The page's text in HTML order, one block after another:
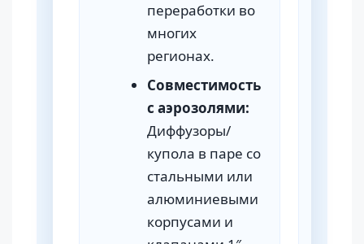
переработки во
многих
регионах.
Совместимость
с аэрозолями:
Диффузоры/
купола в паре со
стальными или
алюминиевыми
корпусами и